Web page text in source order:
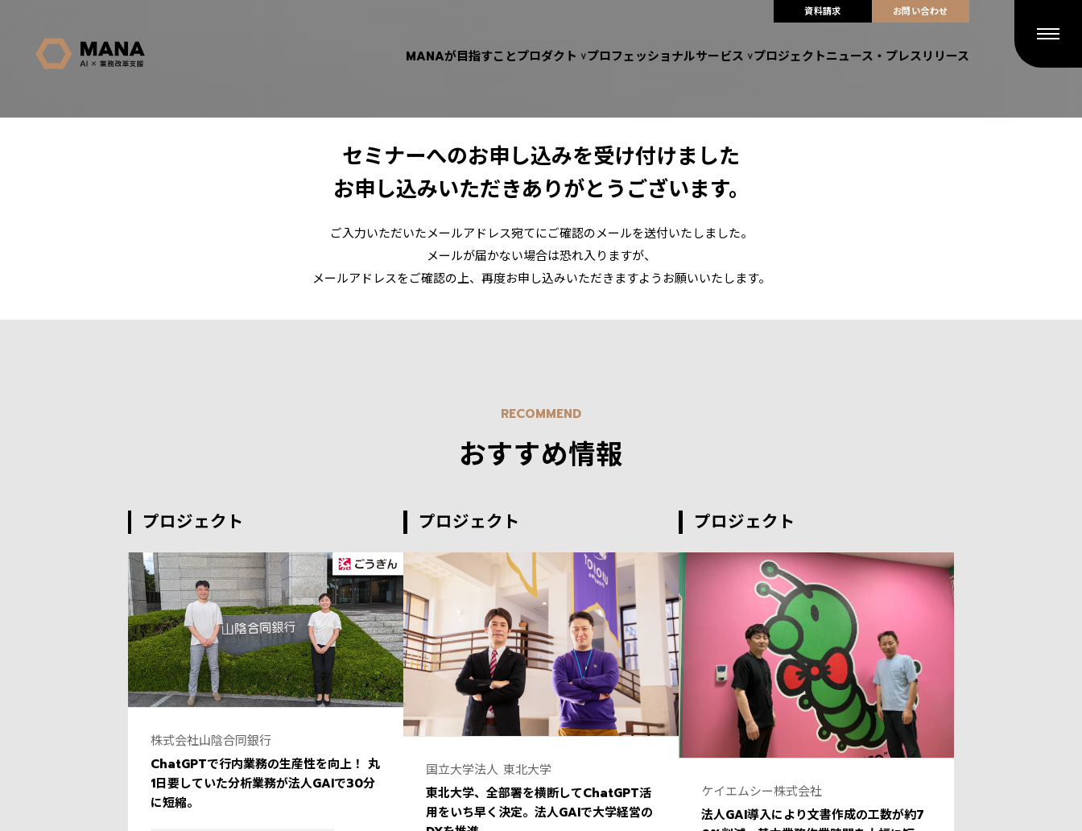
資料請求 お問い合わせ
MANAが目指すことプロダクト プロフェッショナルサービス プロジェクトニュース・プレスリリース
セミナーへのお申し込みを受け付けました
お申し込みいただきありがとうございます。
ご入力いただいたメールアドレス宛てにご確認のメールを送付いたしました。
メールが届かない場合は恐れ入りますが、
メールアドレスをご確認の上、再度お申し込みいただきますようお願いいたします。
RECOMMEND
おすすめ情報
プロジェクト
株式会社山陰合同銀行
ChatGPTで行内業務の生産性を向上！ 丸
1日要していた分析業務が法人GAIで30分
に短縮。
プロジェクト
国立大学法人 東北大学
東北大学、全部署を横断してChatGPT活
用をいち早く決定。法人GAIで大学経営の
プロジェクト
ケイエムシー株式会社
法人GAI導入により文書作成の工数が約7